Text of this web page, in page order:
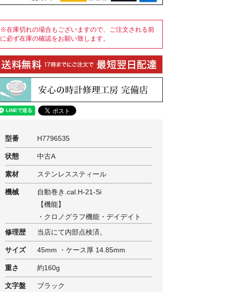
※在庫切れの場合もございますので、ご注文される前
に必ず在庫の確認をお願い致します。
型番 H7796535
状態 中古A
素材 ステンレススティール
機械
自動巻き.cal.H-21-Si
【機能】
・クロノグラフ機能・デイデイト
修理歴
当店にて内部点検済。
サイズ 45mm ・ケース厚 14.85mm
重さ 約160g
文字盤 ブラック